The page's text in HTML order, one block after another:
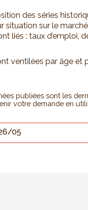
des séries
situation sur le
liés : taux d’emploi,
ventilées par âge et
publiées sont les
votre demande en
05